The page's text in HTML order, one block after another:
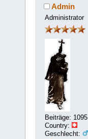
Admin
Administrator
Beiträge: 1095
Country:
Geschlecht: